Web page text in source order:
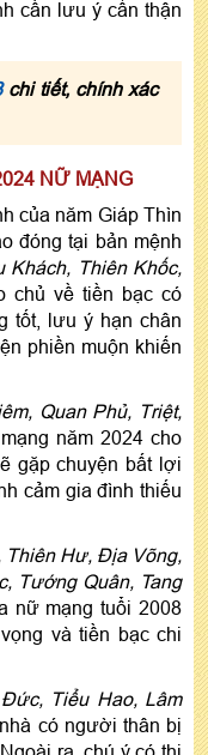
cần lưu ý cẩn thận
chi tiết, chính xác
NỮ MẠNG
của năm Giáp Thìn
đóng tại bản mệnh
Khách, Thiên Khốc,
về tiền bạc có
tốt, lưu ý hạn chân
phiền muộn khiến
Quan Phủ, Triệt,
năm 2024 cho
gặp chuyện bất lợi
cảm gia đình thiếu
Thiên Hư, Địa Võng,
Tướng Quân, Tang
nữ mạng tuổi 2008
và tiền bạc chi
Tiểu Hao, Lâm
có người thân bị